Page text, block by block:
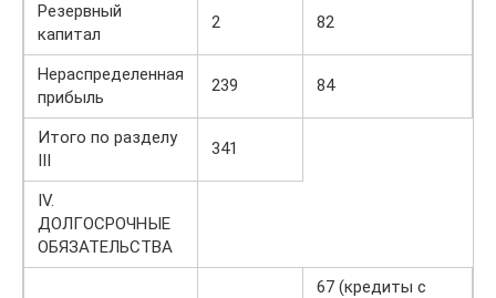
Резервный
капитал
2 82
Нераспределенная
прибыль
239 84
Итого по разделу
III
341
IV.
ДОЛГОСРОЧНЫЕ
ОБЯЗАТЕЛЬСТВА
67 (кредиты с